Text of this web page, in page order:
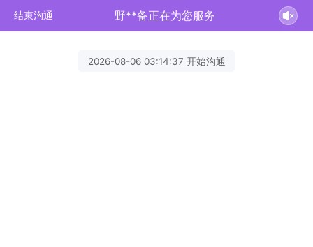
结束沟通 野**备正在为您服务
2026-08-06 03:14:37 开始沟通